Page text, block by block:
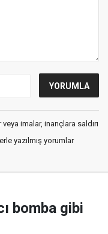
imalar, inançlara saldırı
yazılmış yorumlar
bomba gibi